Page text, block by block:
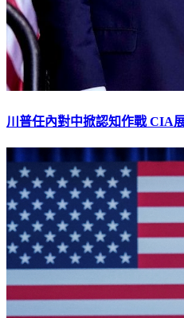
川普任內對中掀認知作戰 CIA